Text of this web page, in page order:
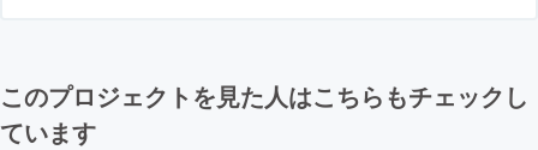
このプロジェクトを見た人はこちらもチェックし
ています